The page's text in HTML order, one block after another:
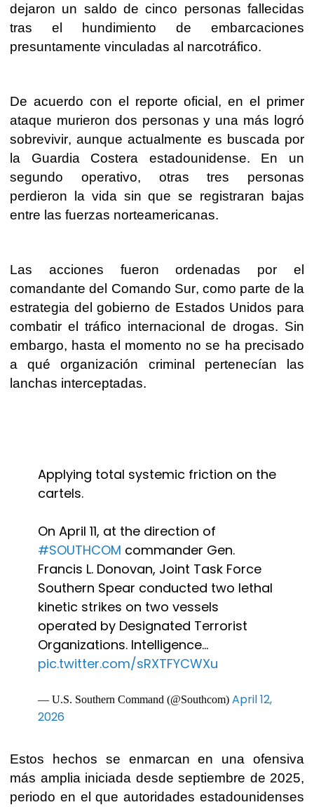
dejaron un saldo de cinco personas fallecidas
tras el hundimiento de embarcaciones
presuntamente vinculadas al narcotráfico.
De acuerdo con el reporte oficial, en el primer
ataque murieron dos personas y una más logró
sobrevivir, aunque actualmente es buscada por
la Guardia Costera estadounidense. En un
segundo operativo, otras tres personas
perdieron la vida sin que se registraran bajas
entre las fuerzas norteamericanas.
Las acciones fueron ordenadas por el
comandante del Comando Sur, como parte de la
estrategia del gobierno de Estados Unidos para
combatir el tráfico internacional de drogas. Sin
embargo, hasta el momento no se ha precisado
a qué organización criminal pertenecían las
lanchas interceptadas.
Applying total systemic friction on the
cartels.
On April 11, at the direction of
#SOUTHCOM commander Gen.
Francis L. Donovan, Joint Task Force
Southern Spear conducted two lethal
kinetic strikes on two vessels
operated by Designated Terrorist
Organizations. Intelligence…
pic.twitter.com/sRXTFYCWXu
— U.S. Southern Command (@Southcom) April 12,
2026
Estos hechos se enmarcan en una ofensiva
más amplia iniciada desde septiembre de 2025,
periodo en el que autoridades estadounidenses